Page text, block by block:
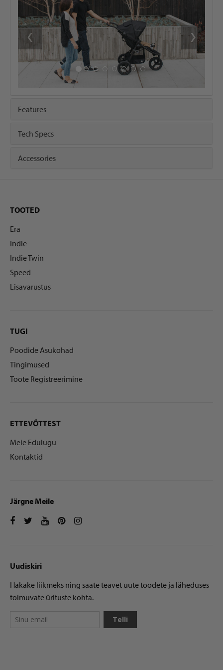
‹ ›
Features
Tech Specs
Accessories
TOOTED
Era
Indie
Indie Twin
Speed
Lisavarustus
TUGI
Poodide Asukohad
Tingimused
Toote Registreerimine
ETTEVÕTTEST
Meie Edulugu
Kontaktid
Järgne Meile
Uudiskiri
Hakake liikmeks ning saate teavet uute toodete ja läheduses
toimuvate ürituste kohta.
Telli